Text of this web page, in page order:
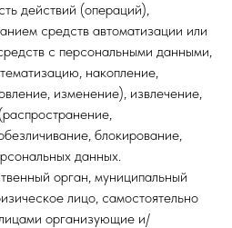
действий (операций),
средств автоматизации или
с персональными данными,
накопление,
изменение), извлечение,
блокирование,
данных.
орган, муниципальный
лицо, самостоятельно
организующие и/